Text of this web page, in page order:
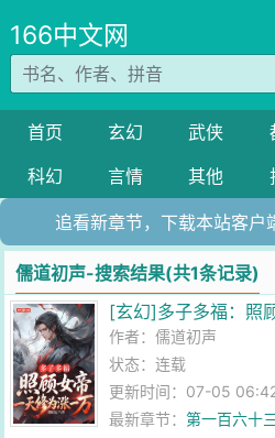
166中文网
首页 玄幻 武侠
科幻
言情 其他
追看新章节，下载本站客户
儒道初声-搜索结果(共1条记录)
[玄幻]多子多福：照
作者：儒道初声
状态：连载
更新时间：07-05
最新章节：第一百六十